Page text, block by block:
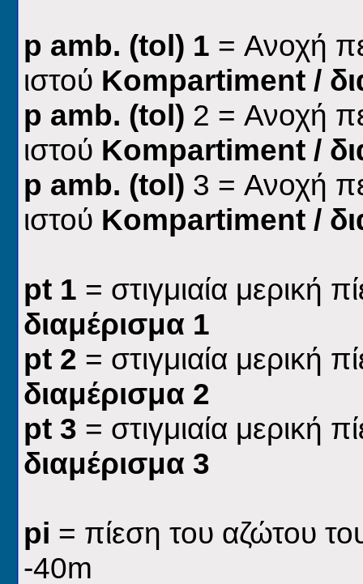
p amb. (tol) 1 = Ανοχή
ιστού Kompartiment /
p amb. (tol) 2 = Ανοχή
ιστού Kompartiment /
p amb. (tol) 3 = Ανοχή
ιστού Kompartiment /
pt 1 = στιγμιαία μερική
διαμέρισμα 1
pt 2 = στιγμιαία μερική
διαμέρισμα 2
pt 3 = στιγμιαία μερική
διαμέρισμα 3
pi = πίεση του αζώτου
-40m